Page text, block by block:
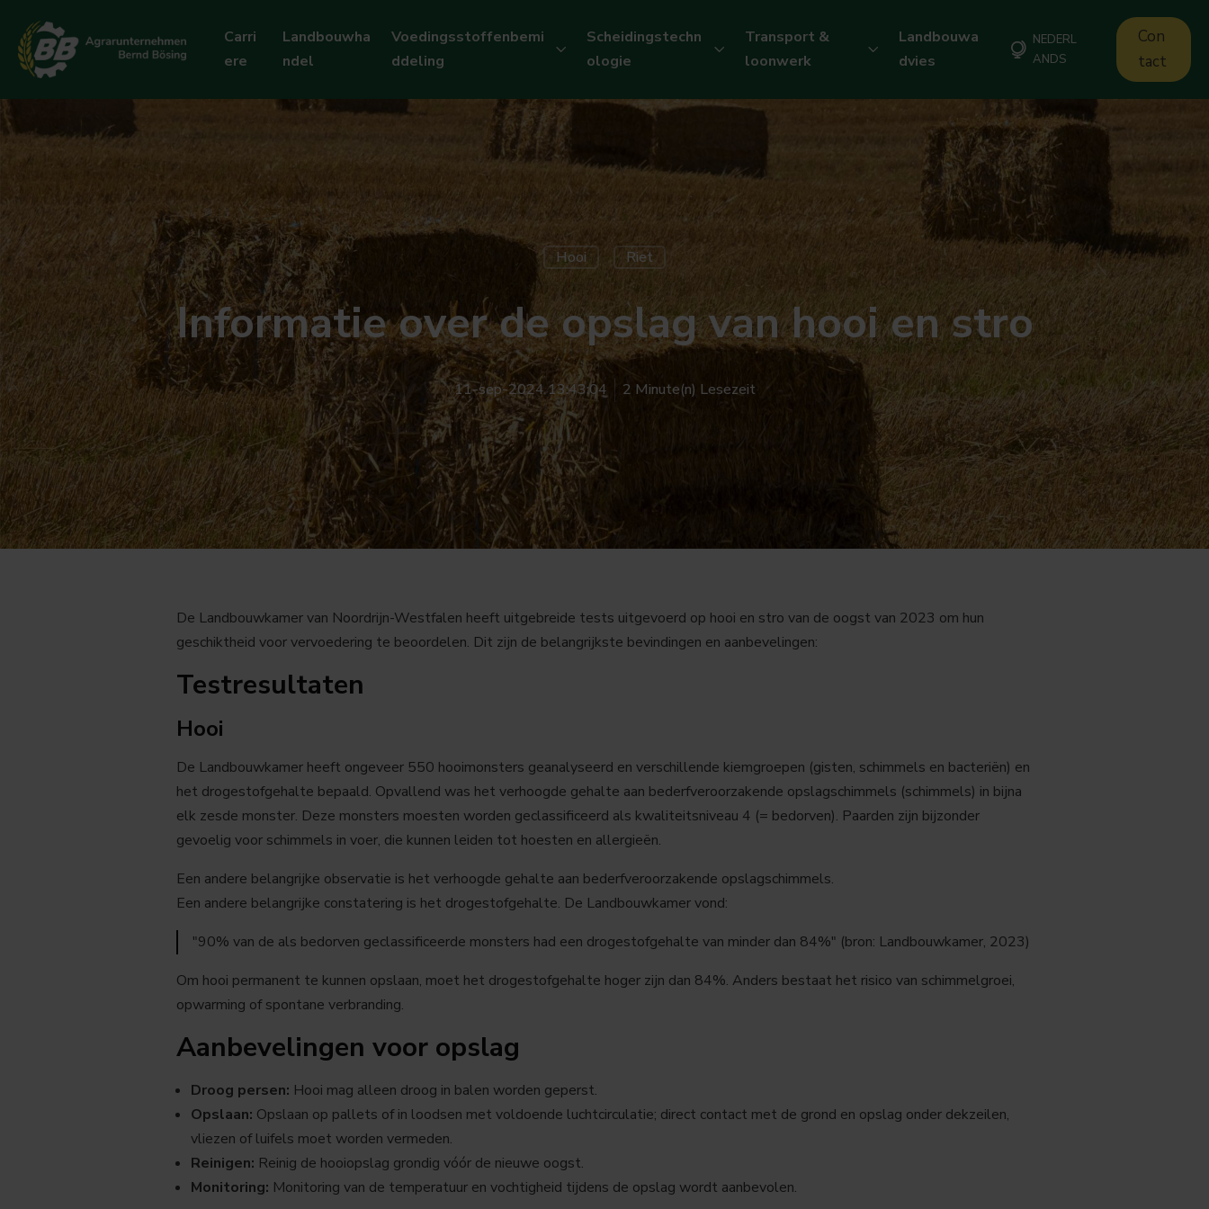
Carri
ere
Landbouwha
ndel
Voedingsstoffenbemi
ddeling
Scheidingstechn
ologie
Transport &
loonwerk
Landbouwa
dvies
NEDERL
ANDS
Con
tact
Hooi Riet
Informatie over de opslag van hooi en stro
11-sep-2024 13:43:04 2 Minute(n) Lesezeit
De Landbouwkamer van Noordrijn-Westfalen heeft uitgebreide tests uitgevoerd op hooi en stro van de oogst van 2023 om hun
geschiktheid voor vervoedering te beoordelen. Dit zijn de belangrijkste bevindingen en aanbevelingen:
Testresultaten
Hooi
De Landbouwkamer heeft ongeveer 550 hooimonsters geanalyseerd en verschillende kiemgroepen (gisten, schimmels en bacteriën) en
het drogestofgehalte bepaald. Opvallend was het verhoogde gehalte aan bederfveroorzakende opslagschimmels (schimmels) in bijna
elk zesde monster. Deze monsters moesten worden geclassificeerd als kwaliteitsniveau 4 (= bedorven). Paarden zijn bijzonder
gevoelig voor schimmels in voer, die kunnen leiden tot hoesten en allergieën.
Een andere belangrijke observatie is het verhoogde gehalte aan bederfveroorzakende opslagschimmels.
Een andere belangrijke constatering is het drogestofgehalte. De Landbouwkamer vond:
"90% van de als bedorven geclassificeerde monsters had een drogestofgehalte van minder dan 84%" (bron: Landbouwkamer, 2023)
Om hooi permanent te kunnen opslaan, moet het drogestofgehalte hoger zijn dan 84%. Anders bestaat het risico van schimmelgroei,
opwarming of spontane verbranding.
Aanbevelingen voor opslag
Droog persen: Hooi mag alleen droog in balen worden geperst.
Opslaan: Opslaan op pallets of in loodsen met voldoende luchtcirculatie; direct contact met de grond en opslag onder dekzeilen,
vliezen of luifels moet worden vermeden.
Reinigen: Reinig de hooiopslag grondig vóór de nieuwe oogst.
Monitoring: Monitoring van de temperatuur en vochtigheid tijdens de opslag wordt aanbevolen.